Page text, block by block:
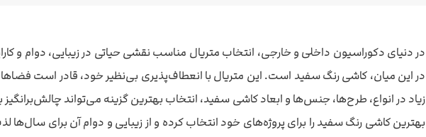
در دنیای دکوراسیون داخلی و خارجی، انتخاب متریال مناسب نقشی حیاتی در زیبایی، دوام و
در این میان، کاشی رنگ سفید است. این متریال با انعطاف‌پذیری بی‌نظیر خود، قادر است
زیاد در انواع، طرح‌ها، جنس‌ها و ابعاد کاشی سفید، انتخاب بهترین گزینه می‌تواند
بهترین کاشی رنگ سفید را برای پروژه‌های خود انتخاب کرده و از زیبایی و دوام آن برای سال‌ها